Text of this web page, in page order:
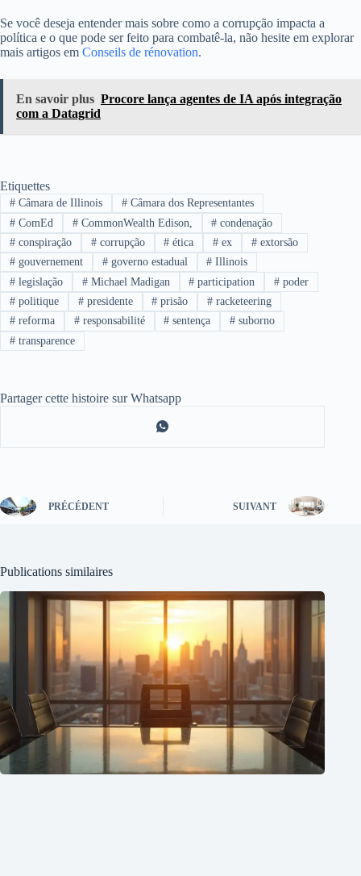
Se você deseja entender mais sobre como a corrupção impacta a
política e o que pode ser feito para combatê-la, não hesite em explorar
mais artigos em Conseils de rénovation.
En savoir plus Procore lança agentes de IA após integração
com a Datagrid
Etiquettes
#Câmara de Illinois #Câmara dos Representantes
#ComEd #CommonWealth Edison, # condenação
#conspiração #corrupção # ética # ex # extorsão
#gouvernement #governo estadual # Illinois
#legislação #Michael Madigan # participation # poder
#politique #presidente # prisão # racketeering
#reforma #responsabilité # sentença # suborno
#transparence
Partager cette histoire sur Whatsapp
PRÉCÉDENT SUIVANT
Publications similaires